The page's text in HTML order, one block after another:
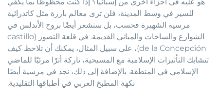
هو عليه في أجزاء أخرى من إسبانيا؟ إذا كنت محظوظًا بما يكفي
للسير في وسط المدينة، فلن ترى معالم بارزة مثل كاتدرائية
مرسية الشهيرة فحسب، بل ستشعر أيضًا بروح الأندلس في
الشوارع والساحات والمباني القديمة. في قلعة التصور (castillo
de la Concepción)، على سبيل المثال، يمكنك أن تلاحظ كيف
تتشابك التأثيرات الإسلامية مع المسيحية، تاركة أثرًا مرئيًا للماضي
الإسلامي في المنطقة. بالإضافة إلى ذلك، نجد في مرسية أيضًا
نكهة المطبخ العربي في أطباقها التقليدية.